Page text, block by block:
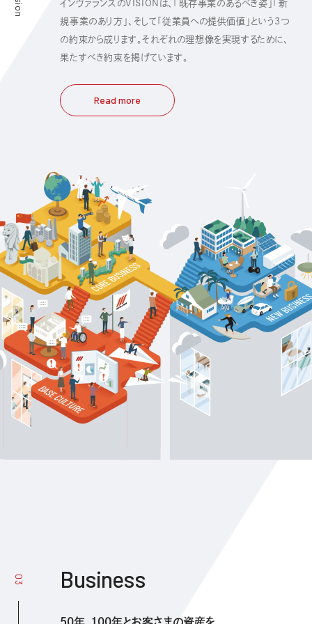
インヴァランスのVISIONは、「既存事業のあるべき姿」「新
規事業のあり方」、そして「従業員への提供価値」という3つ
の約束から成ります。それぞれの理想像を実現するために、
果たすべき約束を掲げています。
Read more
03 Business